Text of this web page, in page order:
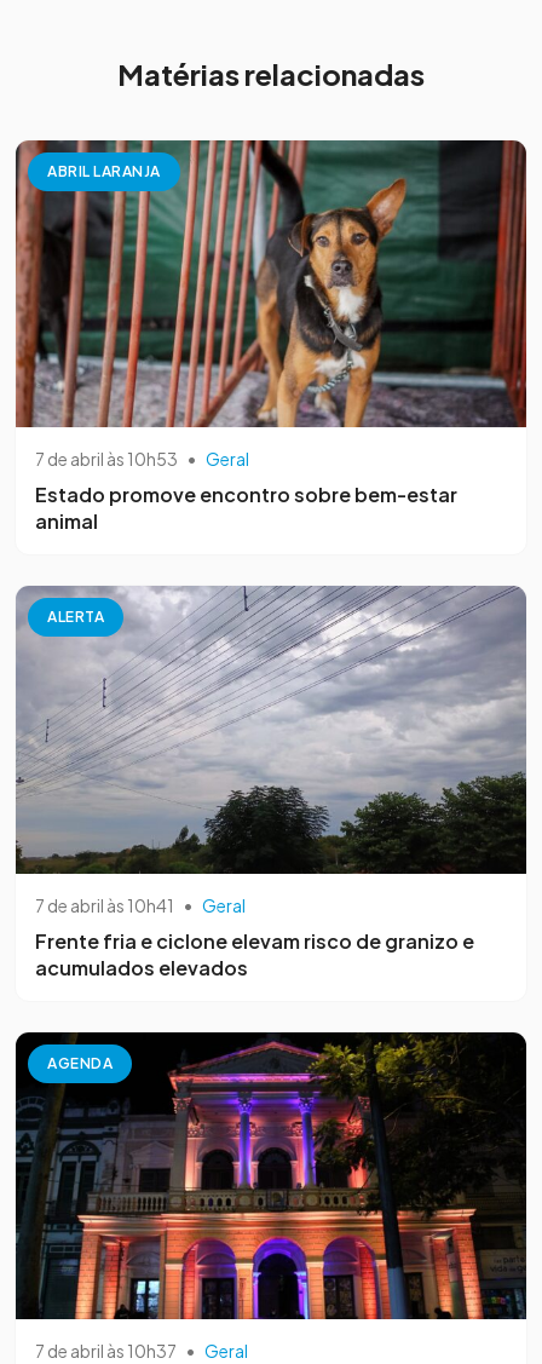
Matérias relacionadas
ABRIL LARANJA
7 de abril às 10h53 • Geral
Estado promove encontro sobre bem-estar
animal
ALERTA
7 de abril às 10h41 • Geral
Frente fria e ciclone elevam risco de granizo e
acumulados elevados
AGENDA
7 de abril às 10h37 • Geral